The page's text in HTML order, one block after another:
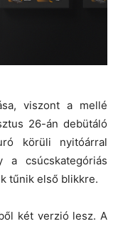
viszont a mellé
26-án debütáló
körüli nyitóárral
a csúcskategóriás
tűnik első blikkre.
két verzió lesz. A